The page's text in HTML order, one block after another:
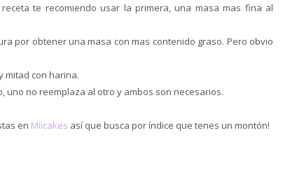
te recomiendo usar la primera, una masa mas fina al
por obtener una masa con mas contenido graso. Pero obvio
mitad con harina.
uno no reemplaza al otro y ambos son necesarios.
en Miicakes así que busca por índice que tenes un montón!